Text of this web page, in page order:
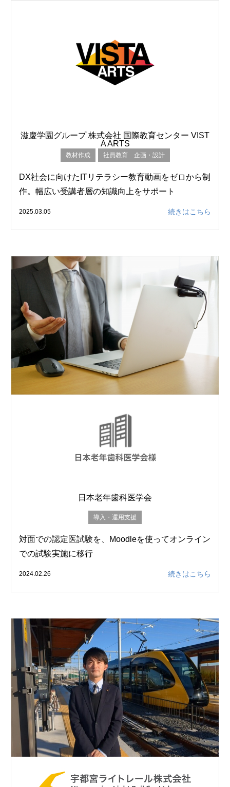
滋慶学園グループ 株式会社 国際教育センター VIST
A ARTS
教材作成 社員教育 企画・設計
DX社会に向けたITリテラシー教育動画をゼロから制
作。幅広い受講者層の知識向上をサポート
2025.03.05 続きはこちら
日本老年歯科医学会
導入・運用支援
対面での認定医試験を、Moodleを使ってオンライン
での試験実施に移行
2024.02.26 続きはこちら